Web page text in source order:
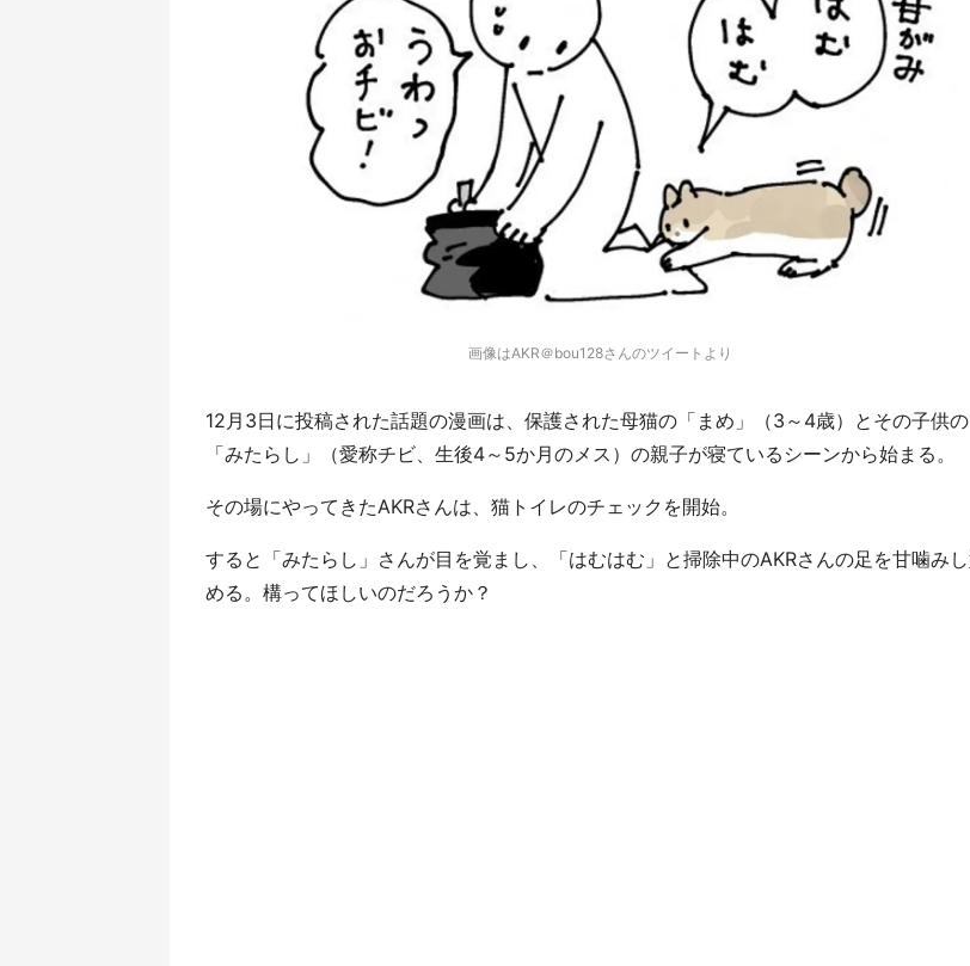
画像はAKR＠bou128さんのツイートより
12月3日に投稿された話題の漫画は、保護された母猫の「まめ」（3～4歳）とその子供の
「みたらし」（愛称チビ、生後4～5か月のメス）の親子が寝ているシーンから始まる。
その場にやってきたAKRさんは、猫トイレのチェックを開始。
すると「みたらし」さんが目を覚まし、「はむはむ」と掃除中のAKRさんの足を甘噛み
める。構ってほしいのだろうか？